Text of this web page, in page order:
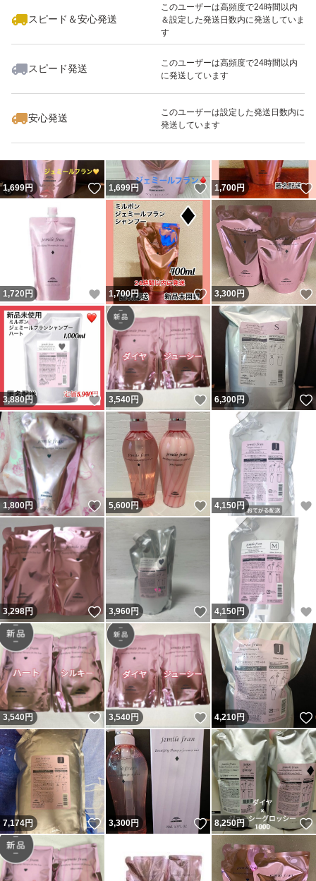
スピード＆安心発送
このユーザーは高頻度で24時間以内
＆設定した発送日数内に発送していま
す
スピード発送
このユーザーは高頻度で24時間以内
に発送しています
安心発送
このユーザーは設定した発送日数内に
発送しています
いいね！
3,300
1,699円 いいね！
1,699円 いいね！
1,700円
1,720 円 いいね！
1,700円 いいね！
3,300円
3,880円 いいね！
3,540円 いいね！
6,300円
1,800円 いいね！
5,600円 いいね！
4,150円
3,298円 いいね！
3,960円 いいね！
4,150円
3,540円 いいね！
3,540円 いいね！
4,210円
7,174円 いいね！
3,300円 いいね！
8,250円